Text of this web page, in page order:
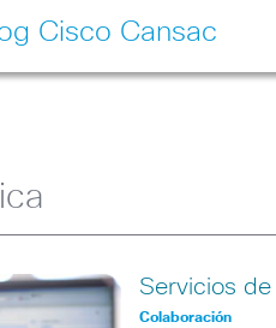
Cisco Cansac
Servicios
Colaboración